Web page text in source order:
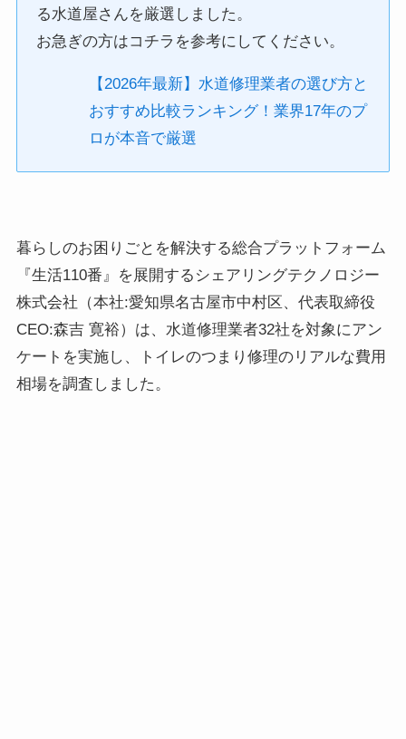
る水道屋さんを厳選しました。
お急ぎの方はコチラを参考にしてください。
【2026年最新】水道修理業者の選び方と
おすすめ比較ランキング！業界17年のプ
ロが本音で厳選
暮らしのお困りごとを解決する総合プラットフォーム
『生活110番』を展開するシェアリングテクノロジー
株式会社（本社:愛知県名古屋市中村区、代表取締役
CEO:森吉 寛裕）は、水道修理業者32社を対象にアン
ケートを実施し、トイレのつまり修理のリアルな費用
相場を調査しました。